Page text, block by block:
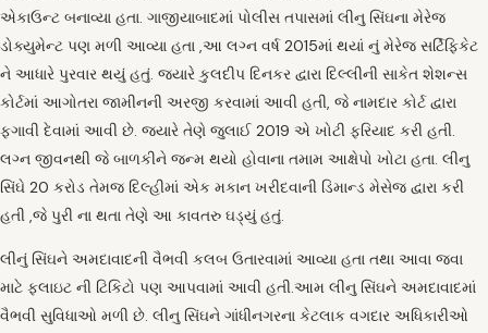
એકાઉન્ટ બનાવ્યા હતા. ગાજીયાબાદમાં પોલીસ તપાસમાં લીનુ સિંઘના મેરેજ
ડોક્યુમેન્ટ પણ મળી આવ્યા હતા ,આ લગ્ન વર્ષ 2015માં થયાં નું મેરેજ સર્ટિફિકેટ
ને આધારે પુરવાર થયું હતું. જ્યારે કુલદીપ દિનકર દ્વારા દિલ્લીની સાકેત શેશન્સ
કોર્ટમાં આગોતરા જામીનની અરજી કરવામાં આવી હતી, જે નામદાર કોર્ટ દ્વારા
ફગાવી દેવામાં આવી છે. જ્યારે તેણે જુલાઈ 2019 એ ખોટી ફરિયાદ કરી હતી.
લગ્ન જીવનથી જે બાળકીને જન્મ થયો હોવાના તમામ આક્ષેપો ખોટા હતા. લીનુ
સિંઘે 20 કરોડ તેમજ દિલ્હીમાં એક મકાન ખરીદવાની ડિમાન્ડ મેસેજ દ્વારા કરી
હતી ,જે પુરી ના થતા તેણે આ કાવતરુ ઘડ્યું હતું.
લીનું સિંઘને અમદાવાદની વૈભવી કલબ ઉતારવામાં આવ્યા હતા તથા આવા જવા
માટે ફલાઇટ ની ટિકિટો પણ આપવામાં આવી હતી.આમ લીનુ સિંઘને અમદાવાદમાં
વૈભવી સુવિધાઓ મળી છે. લીનુ સિંઘને ગાંધીનગરના કેટલાક વગદાર અધિકારીઓ